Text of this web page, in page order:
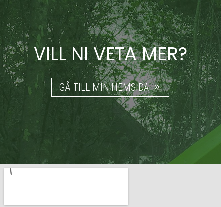
VILL NI VETA MER?
GÅ TILL MIN HEMSIDA